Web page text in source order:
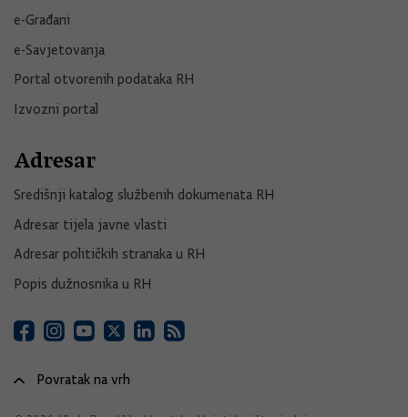
e-Građani
e-Savjetovanja
Portal otvorenih podataka RH
Izvozni portal
Adresar
Središnji katalog službenih dokumenata RH
Adresar tijela javne vlasti
Adresar političkih stranaka u RH
Popis dužnosnika u RH
Povratak na vrh